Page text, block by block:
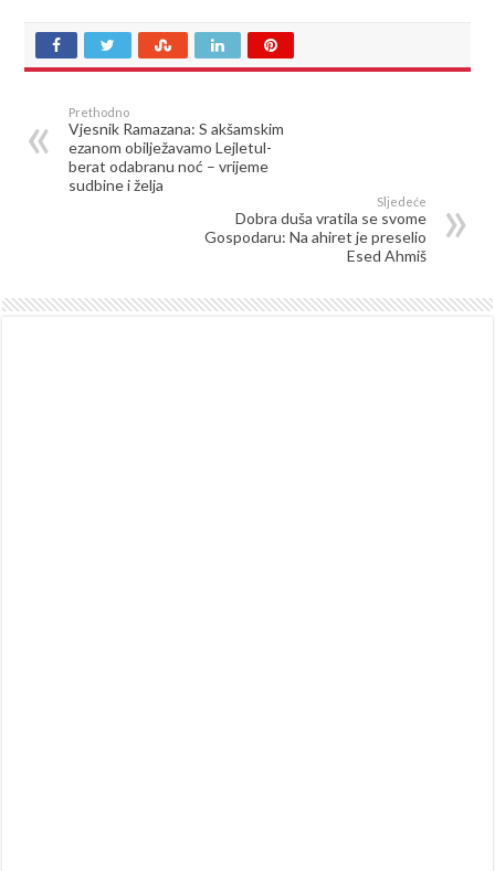
Prethodno
Vjesnik Ramazana: S akšamskim
ezanom obilježavamo Lejletul-
berat odabranu noć – vrijeme
sudbine i želja
Sljedeće
Dobra duša vratila se svome
Gospodaru: Na ahiret je preselio
Esed Ahmiš